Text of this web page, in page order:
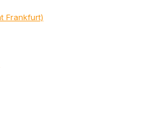
Frankfurt)